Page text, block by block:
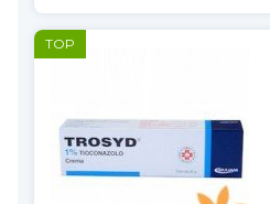
TOP